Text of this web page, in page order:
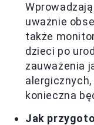
uważnie
także
dzieci po
zauważenia
konieczna
Jak